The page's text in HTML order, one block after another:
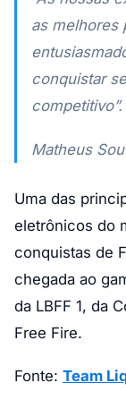
as melhores
conquistar
competitivo”.
Matheus
Uma das
eletrônicos do
conquistas de
chegada ao
da LBFF 1, da
Free Fire.
Fonte: Team